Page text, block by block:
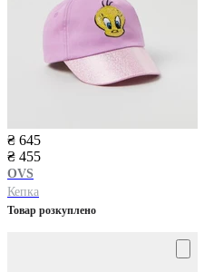
₴ 645
₴ 455
OVS
Кепка
Товар розкуплено